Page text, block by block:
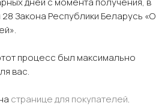
Закона Республики Беларусь «О
процесс был максимально
вас.
странице для покупателей.